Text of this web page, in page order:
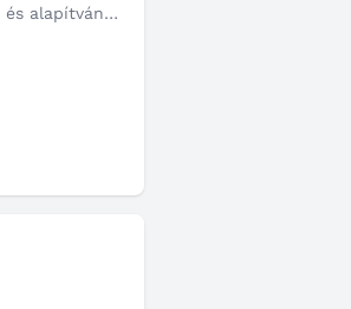
Társadalmi szervezetek és alapítványok